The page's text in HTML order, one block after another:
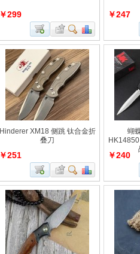
￥299 ￥247
Hinderer XM18 侧跳 钛合金折
叠刀
￥251
蝴
￥240